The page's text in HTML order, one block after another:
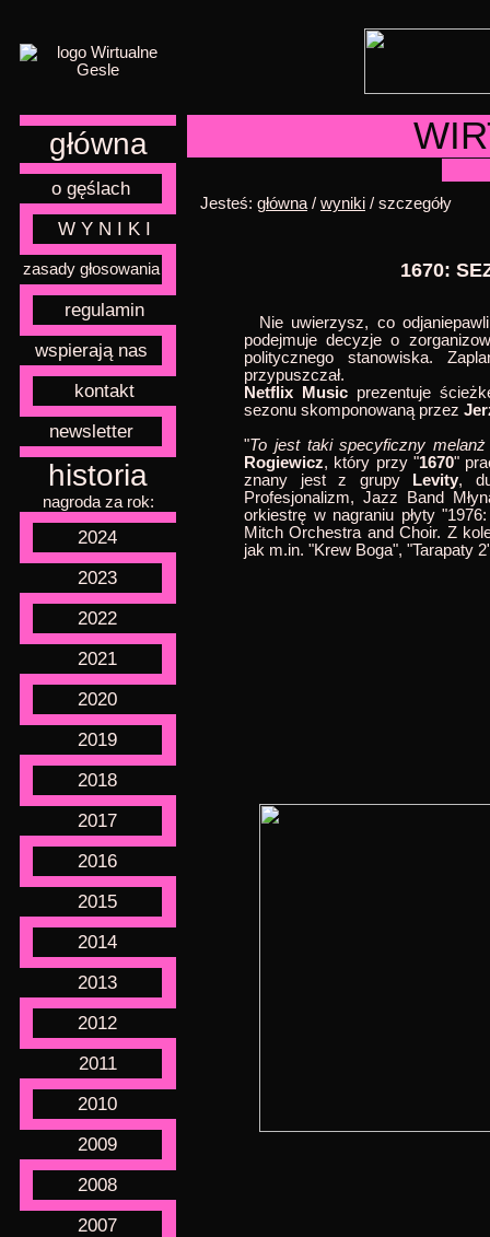
główna
o gęślach
W Y N I K I
zasady głosowania
regulamin
wspierają nas
kontakt
newsletter
historia
nagroda za rok:
2024
2023
2022
2021
2020
2019
2018
2017
2016
2015
2014
2013
2012
2011
2010
2009
2008
2007
Jesteś: główna / wyniki / szczegóły
1670:
Nie uwierzysz, co
podejmuje decyzje o
politycznego stanowiska.
przypuszczał.
Netflix Musicprezentuje
sezonu skomponowaną przez
"To jest taki specyficzny
Rogiewicz, który przy "1670"
znany jest z grupy
Levity,
Profesjonalizm, Jazz Band
orkiestrę w nagraniu płyty
Mitch Orchestra and Choir. Z
jak m.in. "Krew Boga", "Tarapaty